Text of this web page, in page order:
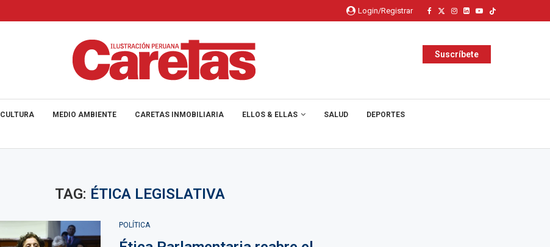
Login/Registrar
Suscríbete
CULTURA MEDIO AMBIENTE CARETAS INMOBILIARIA ELLOS & ELLAS SALUD DEPORTES
TAG: ÉTICA LEGISLATIVA
POLÍTICA